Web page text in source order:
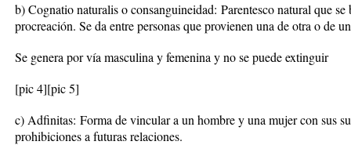
b)Cognatio naturalis o consanguineidad: Parentesco natural que
procreación. Se da entre personas que provienen una de otra o de
Se genera por vía masculina y femenina y no se puede extinguir
[pic 4][pic 5]
c) Adfinitas: Forma de vincular a un hombre y una mujer con sus
prohibiciones a futuras relaciones.